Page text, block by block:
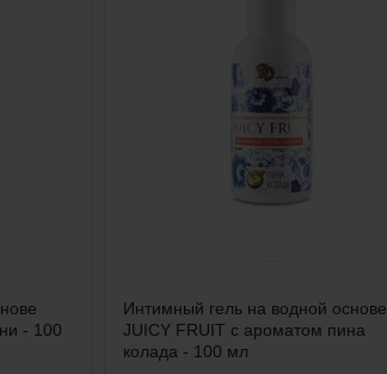
- 100
Интимный гель на водной основе
JUICY FRUIT с ароматом пина
колада - 100 мл